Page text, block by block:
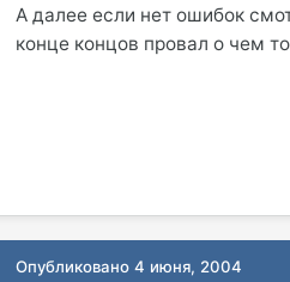
А далее если нет ошибок
конце концов провал о чем
Опубликовано4 июня, 2004